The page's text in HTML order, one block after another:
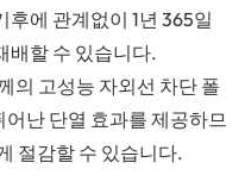
에 관계없이 1년 365일
배할 수 있습니다.
의 고성능 자외선 차단 폴
난 단열 효과를 제공하므
절감할 수 있습니다.